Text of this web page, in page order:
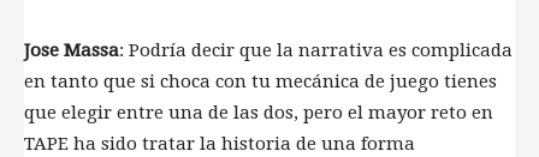
Jose Massa: Podría decir que la narrativa es complicada
en tanto que si choca con tu mecánica de juego tienes
que elegir entre una de las dos, pero el mayor reto en
TAPE ha sido tratar la historia de una forma